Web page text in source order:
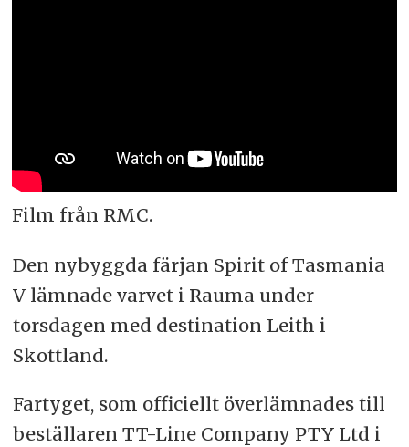
Film från RMC.
Den nybyggda färjan Spirit of Tasmania
V lämnade varvet i Rauma under
torsdagen med destination Leith i
Skottland.
Fartyget, som officiellt överlämnades till
beställaren TT-Line Company PTY Ltd i